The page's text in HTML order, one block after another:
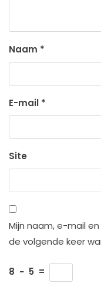
Naam *
E-mail *
Site
Mijn naam, e-mail
de volgende keer
8 − 5 =